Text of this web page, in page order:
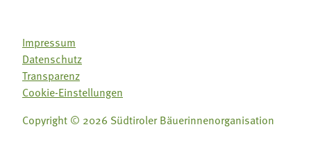
Impressum
Datenschutz
Transparenz
Cookie-Einstellungen
Copyright © 2026 Südtiroler Bäuerinnenorganisation